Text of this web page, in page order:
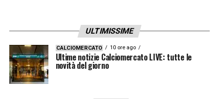
ULTIMISSIME
CALCIOMERCATO 10 ore ago
Ultime notizie Calciomercato LIVE: tutte le
novità del giorno